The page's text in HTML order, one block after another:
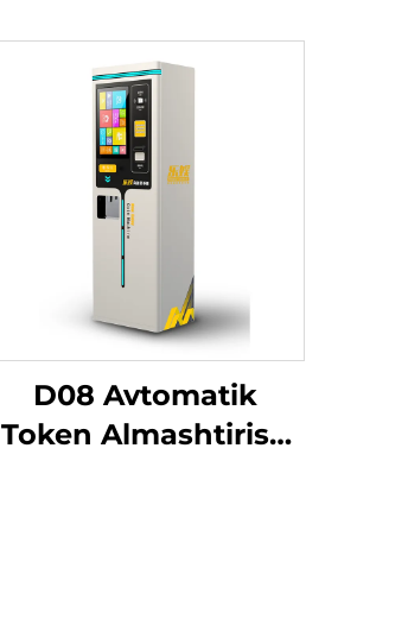
D08 Avtomatik
Token Almashtirish